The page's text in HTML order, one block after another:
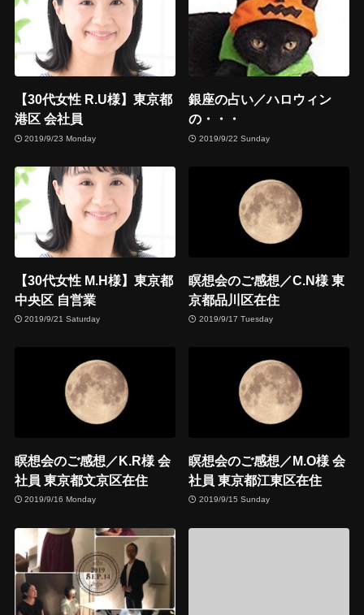
【30代女性 R.U様】東京都
港区 会社員
2019/9/23 Monday
銀座の占い／ハロウィン
の・・・
2019/9/22 Sunday
【30代女性 M.H様】東京都
中央区 自営業
2019/9/21 Saturday
瞑想会のご感想／C.N様 東
京都品川区在住
2019/9/17 Tuesday
瞑想会のご感想／K.R様 会
社員 東京都文京区在住
2019/9/16 Monday
瞑想会のご感想／M.O様 会
社員 東京都江東区在住
2019/9/15 Sunday